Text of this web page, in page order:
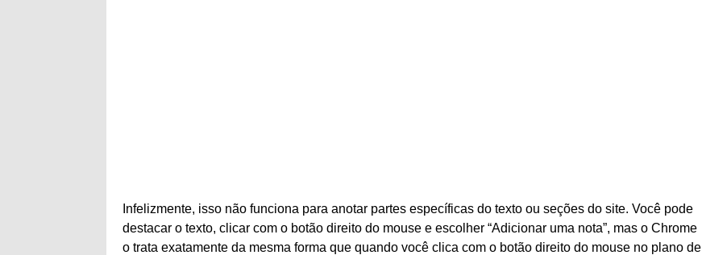
Infelizmente, isso não funciona para anotar partes específicas do texto ou seções do site. Você pode
destacar o texto, clicar com o botão direito do mouse e escolher “Adicionar uma nota”, mas o Chrome
o trata exatamente da mesma forma que quando você clica com o botão direito do mouse no plano de